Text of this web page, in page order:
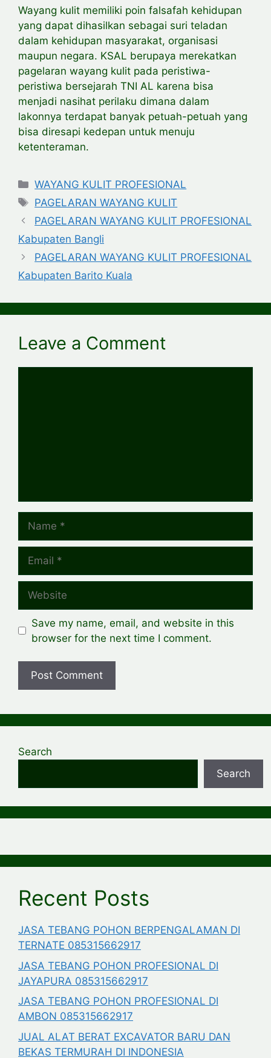
Wayang kulit memiliki poin falsafah kehidupan
yang dapat dihasilkan sebagai suri teladan
dalam kehidupan masyarakat, organisasi
maupun negara. KSAL berupaya merekatkan
pagelaran wayang kulit pada peristiwa-
peristiwa bersejarah TNI AL karena bisa
menjadi nasihat perilaku dimana dalam
lakonnya terdapat banyak petuah-petuah yang
bisa diresapi kedepan untuk menuju
ketenteraman.
Categories
WAYANG KULIT PROFESIONAL
Tags
PAGELARAN WAYANG KULIT
PAGELARAN WAYANG KULIT PROFESIONAL
Kabupaten Bangli
PAGELARAN WAYANG KULIT PROFESIONAL
Kabupaten Barito Kuala
Leave a Comment
Save my name, email, and website in this
browser for the next time I comment.
Search
Search
Recent Posts
JASA TEBANG POHON BERPENGALAMAN DI
TERNATE 085315662917
JASA TEBANG POHON PROFESIONAL DI
JAYAPURA 085315662917
JASA TEBANG POHON PROFESIONAL DI
AMBON 085315662917
JUAL ALAT BERAT EXCAVATOR BARU DAN
BEKAS TERMURAH DI INDONESIA